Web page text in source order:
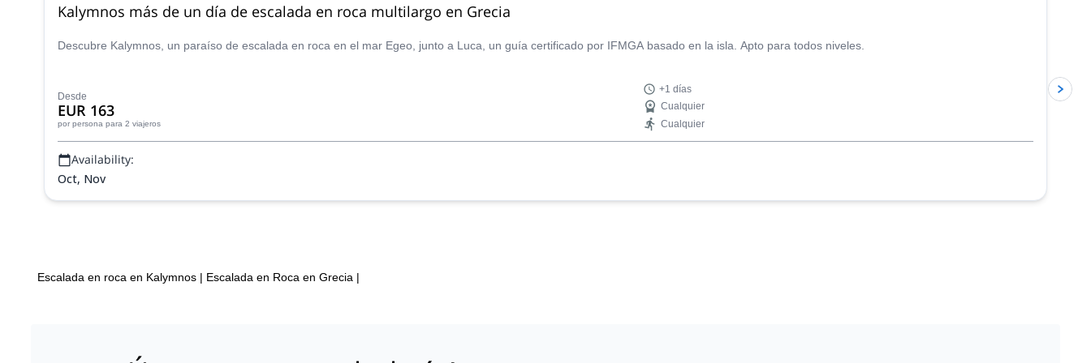
Kalymnos más de un día de escalada en roca multilargo en Grecia
Descubre Kalymnos, un paraíso de escalada en roca en el mar Egeo, junto a Luca, un guía certificado por IFMGA basado en la isla. Apto para todos niveles.
Desde
EUR 163
por persona para 2 viajeros
+1 días
Cualquier
Cualquier
Availability:
Oct, Nov
Escalada en roca en Kalymnos | Escalada en Roca en Grecia |